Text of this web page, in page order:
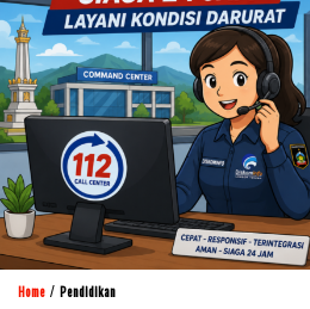
Home / Pendidikan